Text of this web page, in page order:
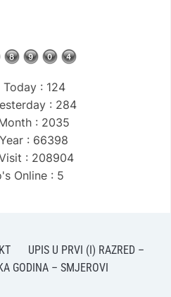
: 124
: 284
: 2035
: 66398
: 208904
Online : 5
UPIS U PRVI (I) RAZRED –
GODINA – SMJEROVI